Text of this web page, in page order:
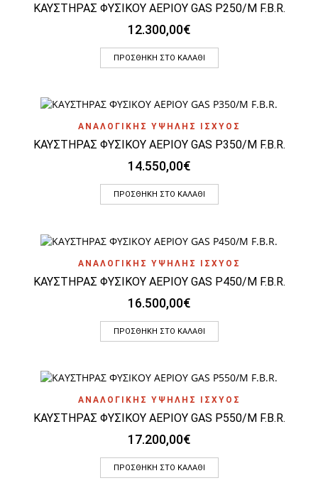
ΚΑΥΣΤΗΡΑΣ ΦΥΣΙΚΟΥ ΑΕΡΙΟΥ GAS P250/M F.B.R.
12.300,00€
ΠΡΟΣΘΉΚΗ ΣΤΟ ΚΑΛΆΘΙ
ΑΝΑΛΟΓΙΚΗΣ ΥΨΗΛΗΣ ΙΣΧΥΟΣ
ΚΑΥΣΤΗΡΑΣ ΦΥΣΙΚΟΥ ΑΕΡΙΟΥ GAS P350/M F.B.R.
14.550,00€
ΠΡΟΣΘΉΚΗ ΣΤΟ ΚΑΛΆΘΙ
ΑΝΑΛΟΓΙΚΗΣ ΥΨΗΛΗΣ ΙΣΧΥΟΣ
ΚΑΥΣΤΗΡΑΣ ΦΥΣΙΚΟΥ ΑΕΡΙΟΥ GAS P450/M F.B.R.
16.500,00€
ΠΡΟΣΘΉΚΗ ΣΤΟ ΚΑΛΆΘΙ
ΑΝΑΛΟΓΙΚΗΣ ΥΨΗΛΗΣ ΙΣΧΥΟΣ
ΚΑΥΣΤΗΡΑΣ ΦΥΣΙΚΟΥ ΑΕΡΙΟΥ GAS P550/M F.B.R.
17.200,00€
ΠΡΟΣΘΉΚΗ ΣΤΟ ΚΑΛΆΘΙ